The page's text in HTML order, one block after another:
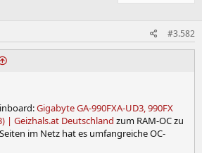
#3.582
Gigabyte GA-990FXA-UD3, 990FX
| Geizhals.at Deutschland zum RAM-OC zu
im Netz hat es umfangreiche OC-